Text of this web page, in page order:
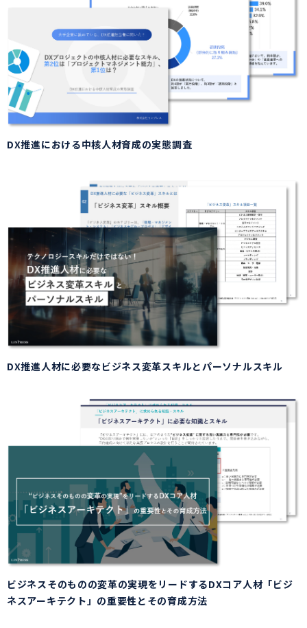
DX推進における中核人材育成の実態調査
DX推進人材に必要なビジネス変革スキルとパーソナルスキル
ビジネスそのものの変革の実現をリードするDXコア人材「ビジ
ネスアーキテクト」の重要性とその育成方法